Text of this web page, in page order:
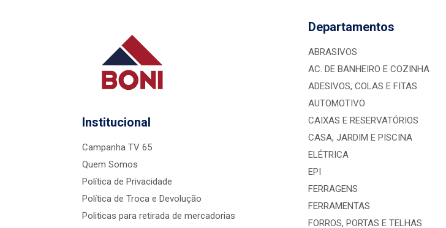
Institucional
Campanha TV 65
Quem Somos
Política de Privacidade
Política de Troca e Devolução
Politicas para retirada de mercadorias
Departamentos
ABRASIVOS
AC. DE BANHEIRO E COZINHA
ADESIVOS, COLAS E FITAS
AUTOMOTIVO
CAIXAS E RESERVATÓRIOS
CASA, JARDIM E PISCINA
ELÉTRICA
EPI
FERRAGENS
FERRAMENTAS
FORROS, PORTAS E TELHAS